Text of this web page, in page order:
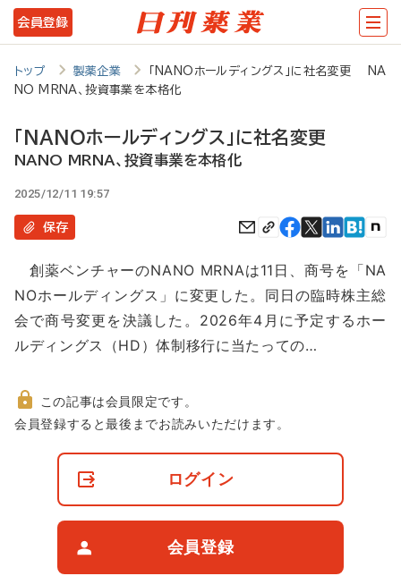
メ
イ
テ
ツ
に
動
会員登録
トップ 製薬企業
「NANOホールディングス」に社名変更 NA
NO MRNA、投資事業を本格化
「NANOホールディングス」に社名変更
NANO MRNA、投資事業を本格化
2025/12/11 19:57
保存
創薬ベンチャーのNANO MRNAは11日、商号を「NA
NOホールディングス」に変更した。同日の臨時株主総
会で商号変更を決議した。2026年4月に予定するホー
ルディングス（HD）体制移行に当たっての…
非
この記事は会員限定です。
会員登録すると最後までお読みいただけます。
ログイン
会員登録